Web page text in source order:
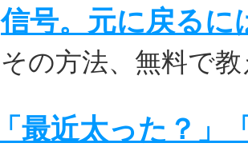
信号。元に戻るに
その方法、無料で
「最近太った？